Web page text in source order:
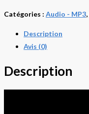
Catégories : Audio - MP3,
Description
Avis (0)
Description